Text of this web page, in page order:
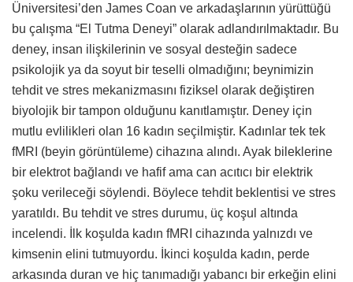
Üniversitesi’den James Coan ve arkadaşlarının yürüttüğü
bu çalışma “El Tutma Deneyi” olarak adlandırılmaktadır. Bu
deney, insan ilişkilerinin ve sosyal desteğin sadece
psikolojik ya da soyut bir teselli olmadığını; beynimizin
tehdit ve stres mekanizmasını fiziksel olarak değiştiren
biyolojik bir tampon olduğunu kanıtlamıştır. Deney için
mutlu evlilikleri olan 16 kadın seçilmiştir. Kadınlar tek tek
fMRI (beyin görüntüleme) cihazına alındı. Ayak bileklerine
bir elektrot bağlandı ve hafif ama can acıtıcı bir elektrik
şoku verileceği söylendi. Böylece tehdit beklentisi ve stres
yaratıldı. Bu tehdit ve stres durumu, üç koşul altında
incelendi. İlk koşulda kadın fMRI cihazında yalnızdı ve
kimsenin elini tutmuyordu. İkinci koşulda kadın, perde
arkasında duran ve hiç tanımadığı yabancı bir erkeğin elini